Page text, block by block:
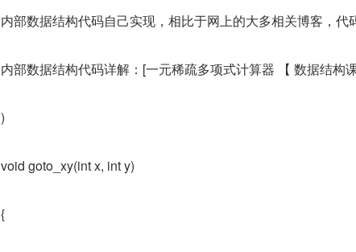
内部数据结构代码自己实现，相比于网上的大多相关博客，代
内部数据结构代码详解：[一元稀疏多项式计算器 【 数据结构
)
void goto_xy(int x, int y)
{